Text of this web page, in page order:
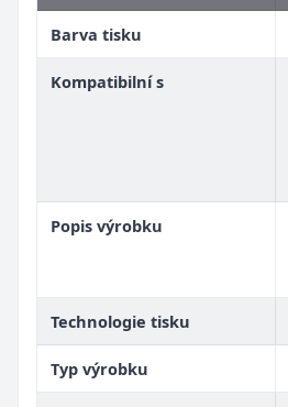
Barva tisku
Kompatibilní s
Popis výrobku
Technologie tisku
Typ výrobku